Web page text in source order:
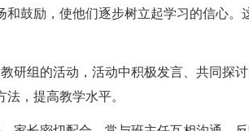
和鼓励，使他们逐步树立起学习的信心
研组的活动，活动中积极发言、共同探
，提高教学水平。